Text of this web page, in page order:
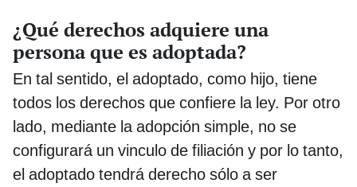
¿Qué derechos adquiere una
persona que es adoptada?
En tal sentido, el adoptado, como hijo, tiene
todos los derechos que confiere la ley. Por otro
lado, mediante la adopción simple, no se
configurará un vinculo de filiación y por lo tanto,
el adoptado tendrá derecho sólo a ser